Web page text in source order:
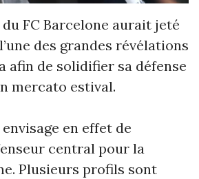
FC Barcelone aurait jeté
des grandes révélations
afin de solidifier sa défense
mercato estival.
en effet de
central pour la
Plusieurs profils sont